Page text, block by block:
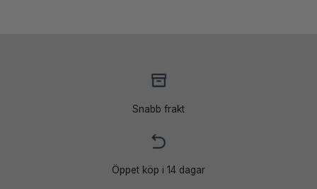
Snabb frakt
Öppet köp i 14 dagar